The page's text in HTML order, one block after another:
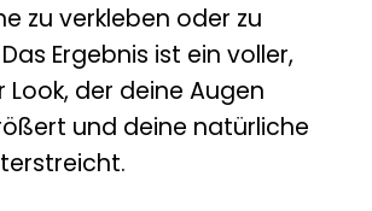
zu verkleben oder zu
Ergebnis ist ein voller,
der deine Augen
und deine natürliche